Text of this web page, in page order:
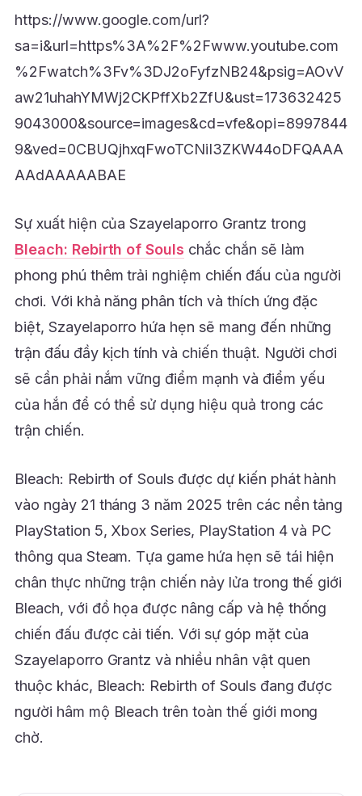
https://www.google.com/url?
sa=i&url=https%3A%2F%2Fwww.youtube.com
%2Fwatch%3Fv%3DJ2oFyfzNB24&psig=AOvV
aw21uhahYMWj2CKPffXb2ZfU&ust=173632425
9043000&source=images&cd=vfe&opi=8997844
9&ved=0CBUQjhxqFwoTCNiI3ZKW44oDFQAAA
AAdAAAAABAE
Sự xuất hiện của Szayelaporro Grantz trong
Bleach: Rebirth of Souls chắc chắn sẽ làm
phong phú thêm trải nghiệm chiến đấu của người
chơi. Với khả năng phân tích và thích ứng đặc
biệt, Szayelaporro hứa hẹn sẽ mang đến những
trận đấu đầy kịch tính và chiến thuật. Người chơi
sẽ cần phải nắm vững điểm mạnh và điểm yếu
của hắn để có thể sử dụng hiệu quả trong các
trận chiến.
Bleach: Rebirth of Souls được dự kiến phát hành
vào ngày 21 tháng 3 năm 2025 trên các nền tảng
PlayStation 5, Xbox Series, PlayStation 4 và PC
thông qua Steam. Tựa game hứa hẹn sẽ tái hiện
chân thực những trận chiến nảy lửa trong thế giới
Bleach, với đồ họa được nâng cấp và hệ thống
chiến đấu được cải tiến. Với sự góp mặt của
Szayelaporro Grantz và nhiều nhân vật quen
thuộc khác, Bleach: Rebirth of Souls đang được
người hâm mộ Bleach trên toàn thế giới mong
chờ.